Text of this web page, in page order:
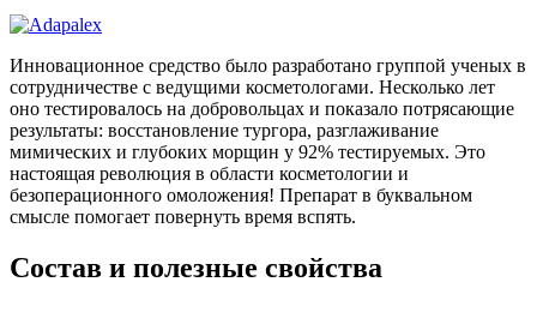
Инновационное средство было разработано группой ученых в
сотрудничестве с ведущими косметологами. Несколько лет
оно тестировалось на добровольцах и показало потрясающие
результаты: восстановление тургора, разглаживание
мимических и глубоких морщин у 92% тестируемых. Это
настоящая революция в области косметологии и
безоперационного омоложения! Препарат в буквальном
смысле помогает повернуть время вспять.
Состав и полезные свойства